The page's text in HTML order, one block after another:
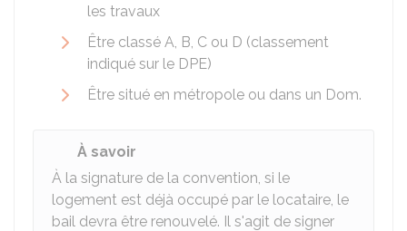
les travaux
Être classé A, B, C ou D (classement
indiqué sur le DPE)
Être situé en métropole ou dans un Dom.
À savoir
À la signature de la convention, si le
logement est déjà occupé par le locataire, le
bail devra être renouvelé. Il s'agit de signer